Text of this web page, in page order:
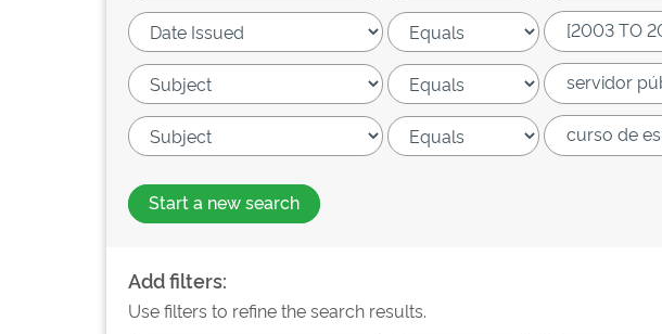
Start a new search
Add filters:
Use filters to refine the search results.